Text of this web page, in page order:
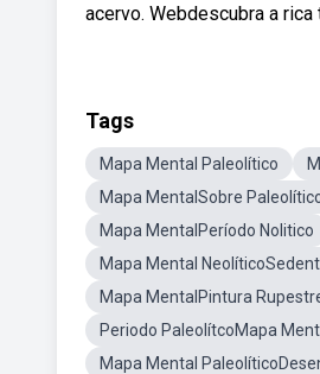
acervo. Webdescubra a
Tags
Mapa Mental Paleolítico
Mapa MentalSobre
Mapa MentalPeríodo Nolitico
Mapa Mental
Mapa MentalPintura
Periodo PaleolítcoMapa
Mapa Mental